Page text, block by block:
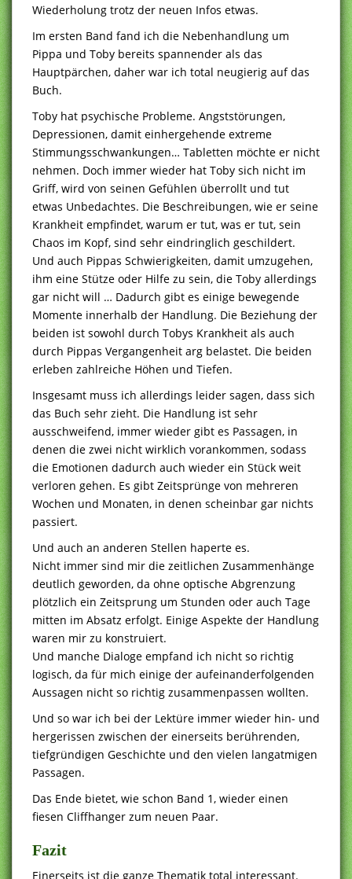
Wiederholung trotz der neuen Infos etwas.
Im ersten Band fand ich die Nebenhandlung um
Pippa und Toby bereits spannender als das
Hauptpärchen, daher war ich total neugierig auf das
Buch.
Toby hat psychische Probleme. Angststörungen,
Depressionen, damit einhergehende extreme
Stimmungsschwankungen… Tabletten möchte er nicht
nehmen. Doch immer wieder hat Toby sich nicht im
Griff, wird von seinen Gefühlen überrollt und tut
etwas Unbedachtes. Die Beschreibungen, wie er seine
Krankheit empfindet, warum er tut, was er tut, sein
Chaos im Kopf, sind sehr eindringlich geschildert.
Und auch Pippas Schwierigkeiten, damit umzugehen,
ihm eine Stütze oder Hilfe zu sein, die Toby allerdings
gar nicht will … Dadurch gibt es einige bewegende
Momente innerhalb der Handlung. Die Beziehung der
beiden ist sowohl durch Tobys Krankheit als auch
durch Pippas Vergangenheit arg belastet. Die beiden
erleben zahlreiche Höhen und Tiefen.
Insgesamt muss ich allerdings leider sagen, dass sich
das Buch sehr zieht. Die Handlung ist sehr
ausschweifend, immer wieder gibt es Passagen, in
denen die zwei nicht wirklich vorankommen, sodass
die Emotionen dadurch auch wieder ein Stück weit
verloren gehen. Es gibt Zeitsprünge von mehreren
Wochen und Monaten, in denen scheinbar gar nichts
passiert.
Und auch an anderen Stellen haperte es.
Nicht immer sind mir die zeitlichen Zusammenhänge
deutlich geworden, da ohne optische Abgrenzung
plötzlich ein Zeitsprung um Stunden oder auch Tage
mitten im Absatz erfolgt. Einige Aspekte der Handlung
waren mir zu konstruiert.
Und manche Dialoge empfand ich nicht so richtig
logisch, da für mich einige der aufeinanderfolgenden
Aussagen nicht so richtig zusammenpassen wollten.
Und so war ich bei der Lektüre immer wieder hin- und
hergerissen zwischen der einerseits berührenden,
tiefgründigen Geschichte und den vielen langatmigen
Passagen.
Das Ende bietet, wie schon Band 1, wieder einen
fiesen Cliffhanger zum neuen Paar.
Fazit
Einerseits ist die ganze Thematik total interessant.